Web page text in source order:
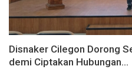
Disnaker Cilegon Dorong
demi Ciptakan Hubungan…